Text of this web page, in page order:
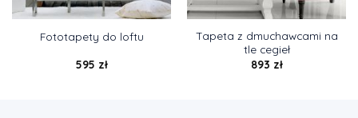
Fototapety do loftu
595 zł
Tapeta z dmuchawcami na
tle cegieł
893 zł